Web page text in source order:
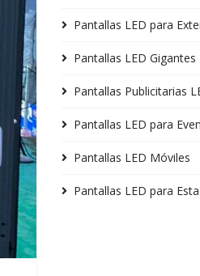
Pantallas LED para
Pantallas LED Gigantes
Pantallas Publicitarias
Pantallas LED para
Pantallas LED Móviles
Pantallas LED para